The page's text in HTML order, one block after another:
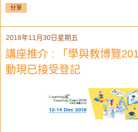
分享
2018年11月30日星期五
講座推介 : 「學與教博覽
動現已接受登記